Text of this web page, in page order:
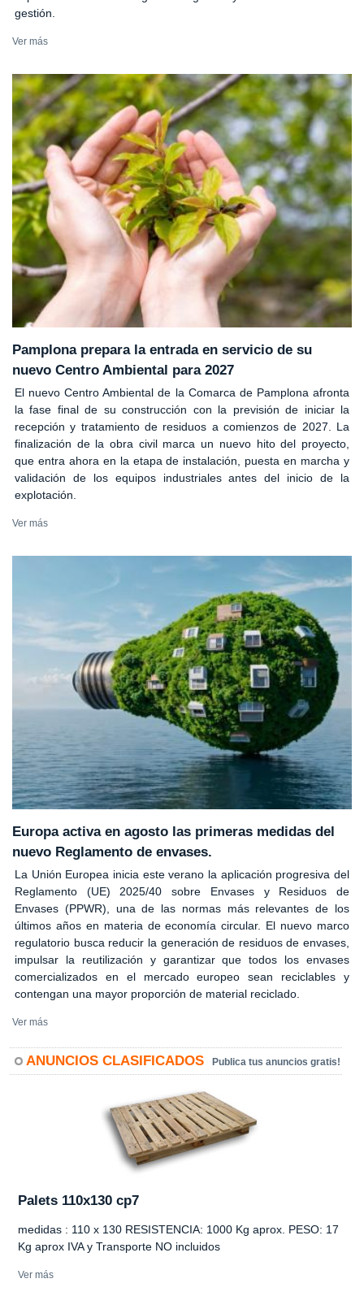
gestión.
Ver más
Pamplona prepara la entrada en servicio de su
nuevo Centro Ambiental para 2027
El nuevo Centro Ambiental de la Comarca de Pamplona afronta
la fase final de su construcción con la previsión de iniciar la
recepción y tratamiento de residuos a comienzos de 2027. La
finalización de la obra civil marca un nuevo hito del proyecto,
que entra ahora en la etapa de instalación, puesta en marcha y
validación de los equipos industriales antes del inicio de la
explotación.
Ver más
Europa activa en agosto las primeras medidas del
nuevo Reglamento de envases.
La Unión Europea inicia este verano la aplicación progresiva del
Reglamento (UE) 2025/40 sobre Envases y Residuos de
Envases (PPWR), una de las normas más relevantes de los
últimos años en materia de economía circular. El nuevo marco
regulatorio busca reducir la generación de residuos de envases,
impulsar la reutilización y garantizar que todos los envases
comercializados en el mercado europeo sean reciclables y
contengan una mayor proporción de material reciclado.
Ver más
ANUNCIOS CLASIFICADOS Publica tus anuncios gratis!
Palets 110x130 cp7
medidas : 110 x 130 RESISTENCIA: 1000 Kg aprox. PESO: 17
Kg aprox IVA y Transporte NO incluidos
Ver más